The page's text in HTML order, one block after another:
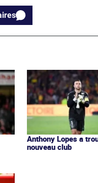
Anthony Lopes a
nouveau club